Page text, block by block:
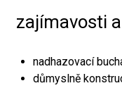
zajímavosti
nadhazovací
důmyslně